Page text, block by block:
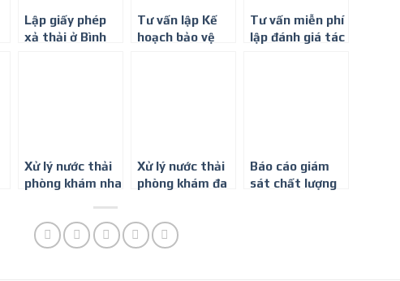
Lập giấy phép
xả thải ở Bình
Tư vấn lập Kế
hoạch bảo vệ
Tư vấn miễn phí
lập đánh giá tác
Xử lý nước thải
phòng khám nha
Xử lý nước thải
phòng khám đa
Báo cáo giám
sát chất lượng